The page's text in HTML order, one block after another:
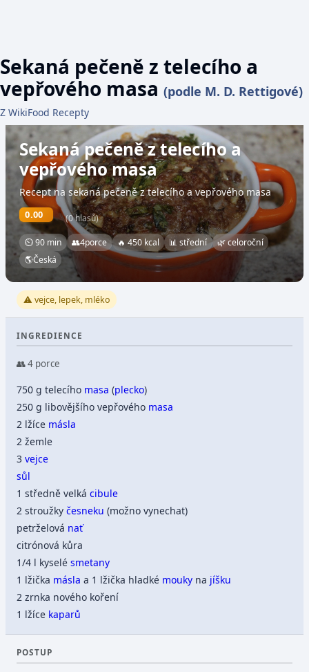
Sekaná pečeně z telecího a
vepřového masa (podle M. D. Rettigové)
Z WikiFood Recepty
Sekaná pečeně z telecího a
vepřového masa
Recept na sekaná pečeně z telecího a vepřového masa
0.00 (0 hlasů)
⏲ 90 min 👥4porce 🔥 450 kcal 📊 střední
🌿 celoroční
🌎Česká
⚠️ vejce, lepek, mléko
INGREDIENCE
👥 4 porce
750 g telecího masa (plecko)
250 g libovějšího vepřového masa
2 lžíce másla
2 žemle
3vejce
sůl
1 středně velkácibule
2 stroužkyčesneku (možno vynechat)
petrželová nať
citrónová kůra
1/4 l kyselésmetany
1 lžička másla a 1 lžička hladké mouky na jíšku
2 zrnka nového koření
1 lžíce kaparů
POSTUP